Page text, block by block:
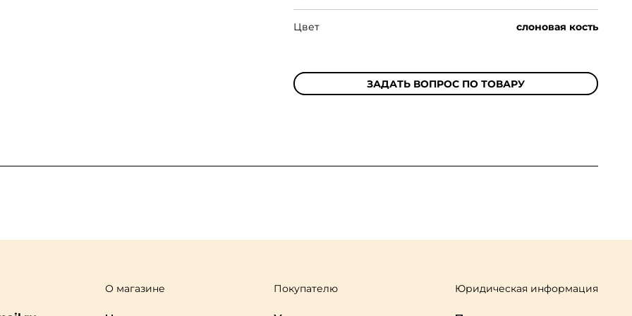
Цвет слоновая кость
ЗАДАТЬ ВОПРОС ПО ТОВАРУ
О магазине Покупателю Юридическая информация